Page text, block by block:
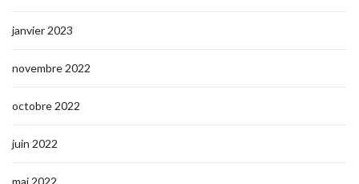
janvier 2023
novembre 2022
octobre 2022
juin 2022
mai 2022